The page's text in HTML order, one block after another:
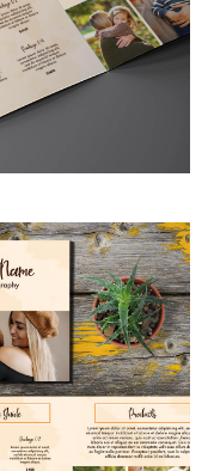
line
548
on
null
in
/
on
line
548